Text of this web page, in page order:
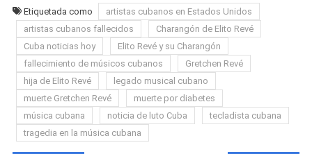
Etiquetada como
artistas cubanos en Estados Unidos
artistas cubanos fallecidos
Charangón de Elito Revé
Cuba noticias hoy
Elito Revé y su Charangón
fallecimiento de músicos cubanos
Gretchen Revé
hija de Elito Revé
legado musical cubano
muerte Gretchen Revé
muerte por diabetes
música cubana
noticia de luto Cuba
tecladista cubana
tragedia en la música cubana